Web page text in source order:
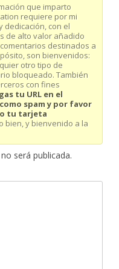
que imparto
requiere por mi
dedicación, con el
de alto valor añadido
destinados a
son bienvenidos:
otro tipo de
bloqueado. También
con fines
tu URL en el
spam y por favor
tu tarjeta
bien, y bienvenido a la
será publicada.